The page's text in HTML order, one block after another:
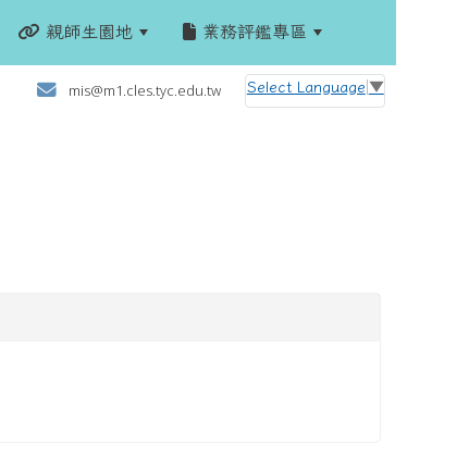
親師生園地 業務評鑑專區
mis@m1.cles.tyc.edu.tw Select Language ▼